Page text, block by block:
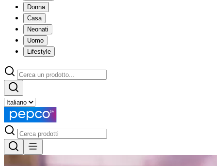
Donna
Casa
Neonati
Uomo
Lifestyle